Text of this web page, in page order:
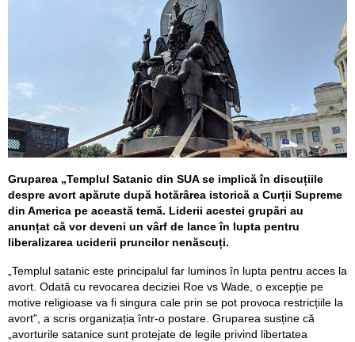
Gruparea „Templul Satanic din SUA se implică în discuțiile
despre avort apărute după hotărârea istorică a Curții Supreme
din America pe această temă. Liderii acestei grupări au
anunțat că vor deveni un vârf de lance în lupta pentru
liberalizarea uciderii pruncilor nenăscuți.
„Templul satanic este principalul far luminos în lupta pentru acces la
avort. Odată cu revocarea deciziei Roe vs Wade, o excepție pe
motive religioase va fi singura cale prin se pot provoca restricțiile la
avort", a scris organizația într-o postare. Gruparea susține că
„avorturile satanice sunt protejate de legile privind libertatea